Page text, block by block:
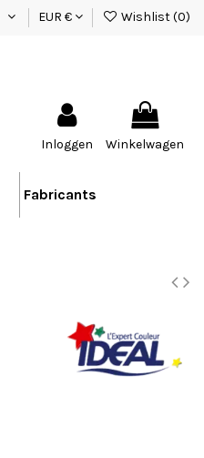
EUR € Wishlist (0)
Inloggen Winkelwagen
Fabricants